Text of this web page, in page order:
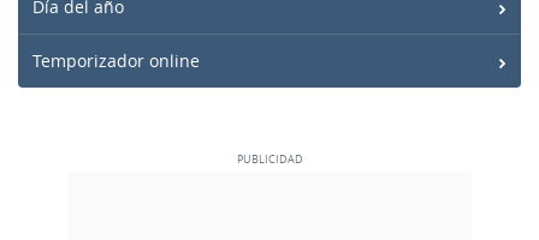
Día del año
Temporizador online